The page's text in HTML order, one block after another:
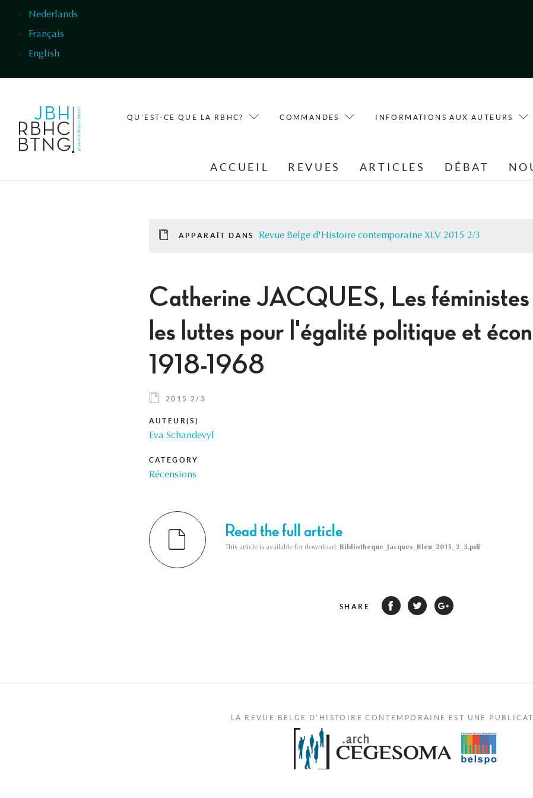
Nederlands
Français
English
QU'EST-CE QUE LA RBHC? COMMANDES INFORMATIONS AUX AUTEURS
ACCUEIL REVUES ARTICLES DÉBAT
APPARAÎT DANS Revue Belge d'Histoire contemporaine XLV 2015 2/3
Catherine JACQUES, Les féministes
les luttes pour l'égalité politique et
1918-1968
2015 2/3
AUTEUR(S)
Eva Schandevyl
CATEGORY
Récensions
Read the full article
This article is available for download: Bibliotheque_Jacques_Bleu_2015_2_3.pdf
SHARE
LA REVUE BELGE D'HISTOIRE CONTEMPORAINE EST UNE